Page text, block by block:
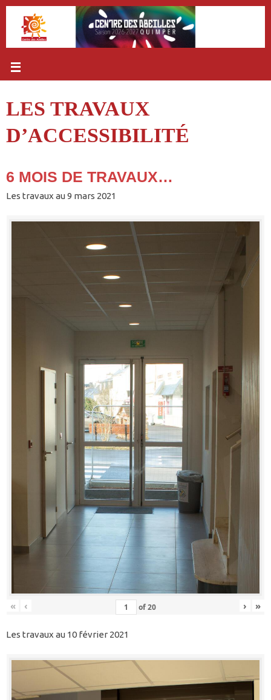
Passer
contenu
LES TRAVAUX
D’ACCESSIBILITÉ
6 MOIS DE TRAVAUX…
Les travaux au 9 mars 2021
« ‹ of20 › »
Les travaux au 10 février 2021